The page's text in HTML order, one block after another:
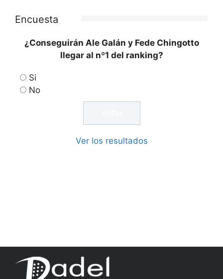
Encuesta
¿Conseguirán Ale Galán y Fede Chingotto
llegar al nº1 del ranking?
Si
No
Ver los resultados